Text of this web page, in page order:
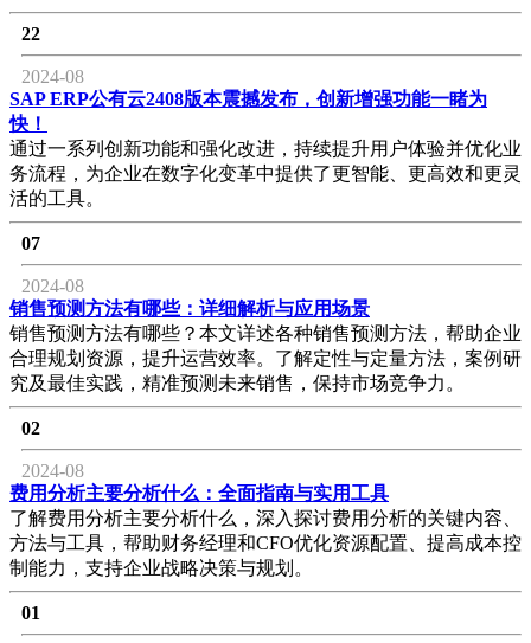
22
2024-08
SAP ERP公有云2408版本震撼发布，创新增强功能一睹为
快！
通过一系列创新功能和强化改进，持续提升用户体验并优化业
务流程，为企业在数字化变革中提供了更智能、更高效和更灵
活的工具。
07
2024-08
销售预测方法有哪些：详细解析与应用场景
销售预测方法有哪些？本文详述各种销售预测方法，帮助企业
合理规划资源，提升运营效率。了解定性与定量方法，案例研
究及最佳实践，精准预测未来销售，保持市场竞争力。
02
2024-08
费用分析主要分析什么：全面指南与实用工具
了解费用分析主要分析什么，深入探讨费用分析的关键内容、
方法与工具，帮助财务经理和CFO优化资源配置、提高成本控
制能力，支持企业战略决策与规划。
01